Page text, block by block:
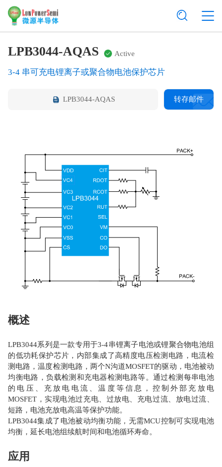
LPB3044-AQAS Active
3-4 串可充电锂离子或聚合物电池保护芯片
LPB3044-AQAS 转存邮件
概述
LPB3044系列是一款专用于3-4串锂离子电池或锂聚合物电池组
的低功耗保护芯片，内部集成了高精度电压检测电路，电流检
测电路，温度检测电路，两个N沟道MOSFET的驱动，电池被动
均衡电路，负载检测和充电器检测电路等。通过检测每串电池
的电压、充放电电流、温度等信息，控制外部充放电
MOSFET，实现电池过充电、过放电、充电过流、放电过流、
短路，电池充放电高温等保护功能。
LPB3044集成了电池被动均衡功能，无需MCU控制可实现电池
均衡，延长电池组续航时间和电池循环寿命。
应用